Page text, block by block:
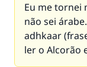
Eu me tornei
não sei
adhkaar
ler o Alcorão